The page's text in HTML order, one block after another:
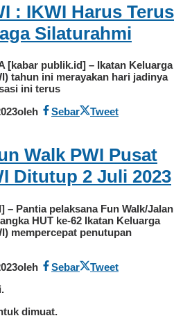
: IKWI Harus Terus
Silaturahmi
[kabar publik.id] – Ikatan Keluarga
tahun ini merayakan hari jadinya
ini terus
oleh Sebar Tweet
Walk PWI Pusat
Ditutup 2 Juli 2023
Pantia pelaksana Fun Walk/Jalan
HUT ke-62 Ikatan Keluarga
mempercepat penutupan
oleh Sebar
Tweet
dimuat.